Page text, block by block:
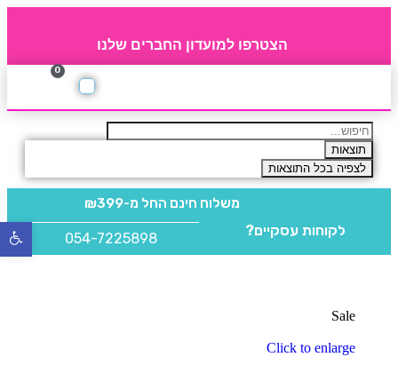
הצטרפו למועדון החברים שלנו
0
תוצאות
לצפיה בכל התוצאות
משלוח חינם החל מ-₪399
לקוחות עסקיים? 054-7225898
Sale
Click to enlarge
פתח